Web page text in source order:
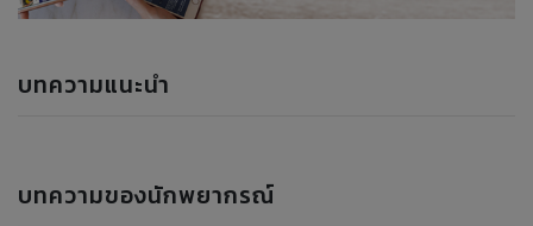
บทความแนะนำ
บทความของนักพยากรณ์